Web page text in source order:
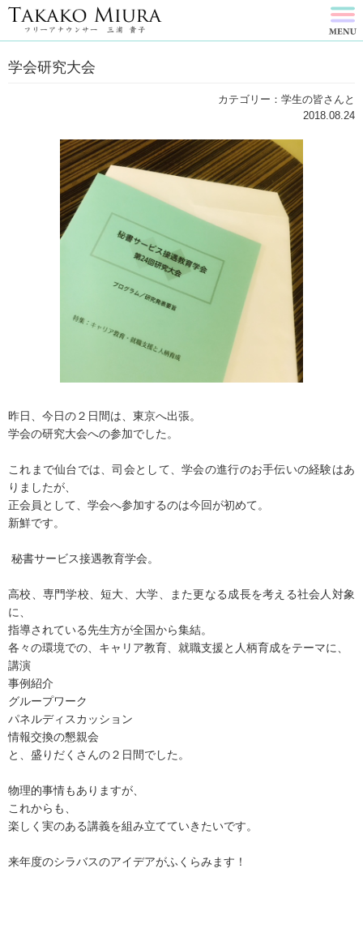
学会研究大会
カテゴリー：学生の皆さんと
2018.08.24
昨日、今日の２日間は、東京へ出張。
学会の研究大会への参加でした。
これまで仙台では、司会として、学会の進行のお手伝いの経験はあ
りましたが、
正会員として、学会へ参加するのは今回が初めて。
新鮮です。
秘書サービス接遇教育学会。
高校、専門学校、短大、大学、また更なる成長を考える社会人対象
に、
指導されている先生方が全国から集結。
各々の環境での、キャリア教育、就職支援と人柄育成をテーマに、
講演
事例紹介
グループワーク
パネルディスカッション
情報交換の懇親会
と、盛りだくさんの２日間でした。
物理的事情もありますが、
これからも、
楽しく実のある講義を組み立てていきたいです。
来年度のシラバスのアイデアがふくらみます！